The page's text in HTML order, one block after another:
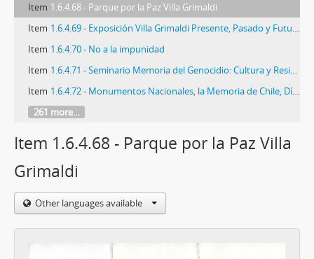
Item 1.6.4.68 - Parque por la Paz Villa Grimaldi
Item 1.6.4.69 - Exposición Villa Grimaldi Presente, Pasado y Futuro
Item 1.6.4.70 - No a la impunidad
Item 1.6.4.71 - Seminario Memoria del Genocidio: Cultura y Resistencia al Olvido
Item 1.6.4.72 - Monumentos Nacionales, la Memoria de Chile, Día del Patrimonio Cultural
261 more...
Item 1.6.4.68 - Parque por la Paz Villa
Grimaldi
Other languages available